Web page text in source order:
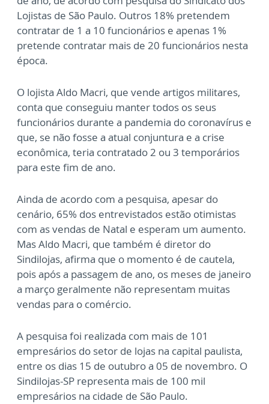
Lojistas de São Paulo. Outros 18% pretendem
contratar de 1 a 10 funcionários e apenas 1%
pretende contratar mais de 20 funcionários nesta
época.
O lojista Aldo Macri, que vende artigos militares,
conta que conseguiu manter todos os seus
funcionários durante a pandemia do coronavírus e
que, se não fosse a atual conjuntura e a crise
econômica, teria contratado 2 ou 3 temporários
para este fim de ano.
Ainda de acordo com a pesquisa, apesar do
cenário, 65% dos entrevistados estão otimistas
com as vendas de Natal e esperam um aumento.
Mas Aldo Macri, que também é diretor do
Sindilojas, afirma que o momento é de cautela,
pois após a passagem de ano, os meses de janeiro
a março geralmente não representam muitas
vendas para o comércio.
A pesquisa foi realizada com mais de 101
empresários do setor de lojas na capital paulista,
entre os dias 15 de outubro a 05 de novembro. O
Sindilojas-SP representa mais de 100 mil
empresários na cidade de São Paulo.